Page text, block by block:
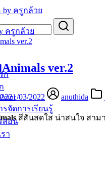
ครูกล้วย
ก
รจัดการเรียนรู้
สอน
า
ver.2
ver.2
21/03/2022 anuthida
สีสันสดใส น่าสนใจ สาม